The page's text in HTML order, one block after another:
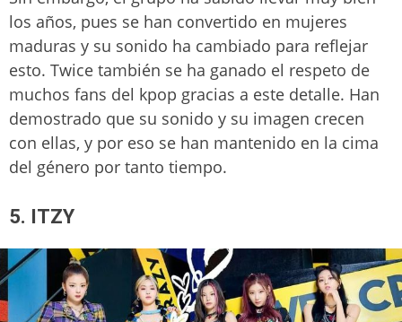
los años, pues se han convertido en mujeres
maduras y su sonido ha cambiado para reflejar
esto. Twice también se ha ganado el respeto de
muchos fans del kpop gracias a este detalle. Han
demostrado que su sonido y su imagen crecen
con ellas, y por eso se han mantenido en la cima
del género por tanto tiempo.
5. ITZY